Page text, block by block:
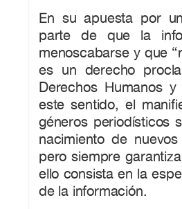
En su apuesta por
parte de que la
menoscabarse y que
es un derecho
Derechos Humanos
este sentido, el
géneros periodísticos
nacimiento de
pero siempre
ello consista en la
de la información.